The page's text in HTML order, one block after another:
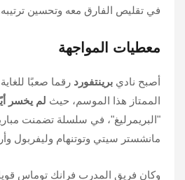
في تقليص الفارق معه وتحسين
معطيات المواجهة
أصبح نادي برينتفورد رقما صعبًا
الممتاز هذا الموسم، حيث لم يخسر أيًا من
"البريمرليغ"، في سلسلة تضمنت
مانشستر سيتي وتوتنهام وليفربول
وكان فريق المدرب فرانك توماس